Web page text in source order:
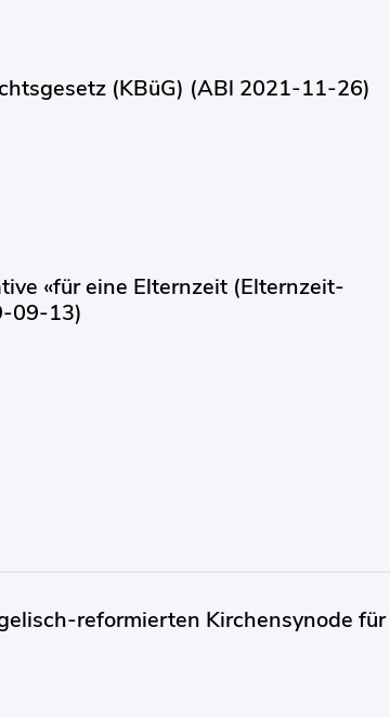
(KBüG) (ABl 2021-11-26)
«für eine Elternzeit (Elternzeit-
09-13)
reformierten Kirchensynode